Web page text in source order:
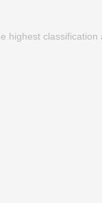
highest classification